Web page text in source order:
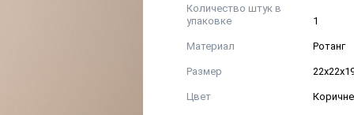
Количество штук в
упаковке
1
Материал Ротанг
Размер
Цвет